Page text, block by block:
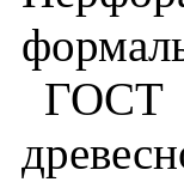
ГОСТ